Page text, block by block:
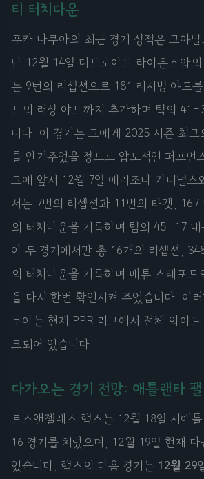
티 터치다운
푸카 나쿠아의 최근 경기 성적은 그야말
난 12월 14일 디트로이트 라이온스와
는 9번의 리셉션으로 181 리시빙 야드
드의 러싱 야드까지 추가하며 팀의 41-
니다. 이 경기는 그에게 2025 시즌 최
를 안겨주었을 정도로 압도적인 퍼포먼
그에 앞서 12월 7일 애리조나 카디널스
서는 7번의 리셉션과 11번의 타겟, 167
의 터치다운을 기록하며 팀의 45-17 대
이 두 경기에서만 총 16개의 리셉션,
의 터치다운을 기록하며 매튜 스태포드
을 다시 한번 확인시켜 주었습니다. 이
쿠아는 현재 PPR 리그에서 전체 와이
크되어 있습니다.
다가오는 경기 전망: 애틀랜타
로스앤젤레스 램스는 12월 18일 시애
16 경기를 치렀으며, 12월 19일 현재
있습니다. 램스의 다음 경기는 12월 29